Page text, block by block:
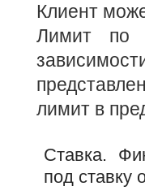
Клиент
Лимит по
лимит в
Ставка.
под ставку